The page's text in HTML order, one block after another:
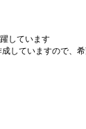
しています
していますので、